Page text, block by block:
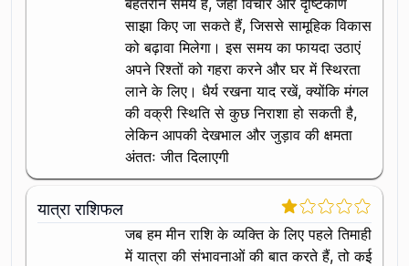
बेहतरीन समय है, जहां विचार और दृष्टिकोण
साझा किए जा सकते हैं, जिससे सामूहिक विकास
को बढ़ावा मिलेगा। इस समय का फायदा उठाएं
अपने रिश्तों को गहरा करने और घर में स्थिरता
लाने के लिए। धैर्य रखना याद रखें, क्योंकि मंगल
की वक्री स्थिति से कुछ निराशा हो सकती है,
लेकिन आपकी देखभाल और जुड़ाव की क्षमता
अंततः जीत दिलाएगी
यात्रा राशिफल
जब हम मीन राशि के व्यक्ति के लिए पहले तिमाही
में यात्रा की संभावनाओं की बात करते हैं, तो कई